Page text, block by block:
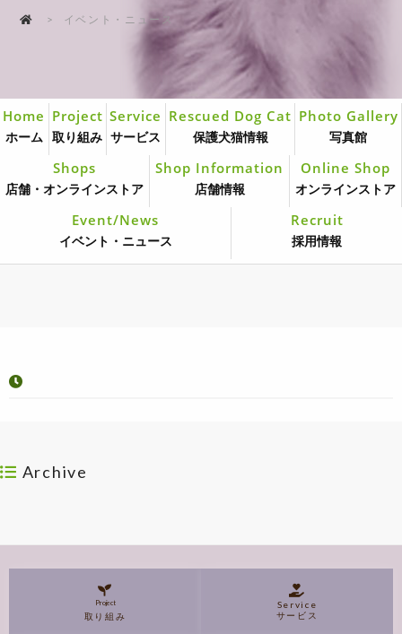
イベント・ニュース
Home
ホーム
Project
取り組み
Service
サービス
Rescued Dog Cat
保護犬猫情報
Photo Gallery
写真館
Shops
店舗・オンラインストア
Shop Information
店舗情報
Online Shop
オンラインストア
Event/News
イベント・ニュース
Recruit
採用情報
Archive
Project
取り組み
Service
サービス